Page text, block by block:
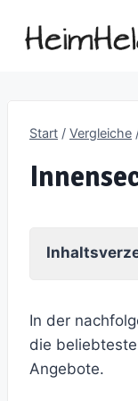
Inhalt
Start / Vergleiche
In der
die
Angebote.